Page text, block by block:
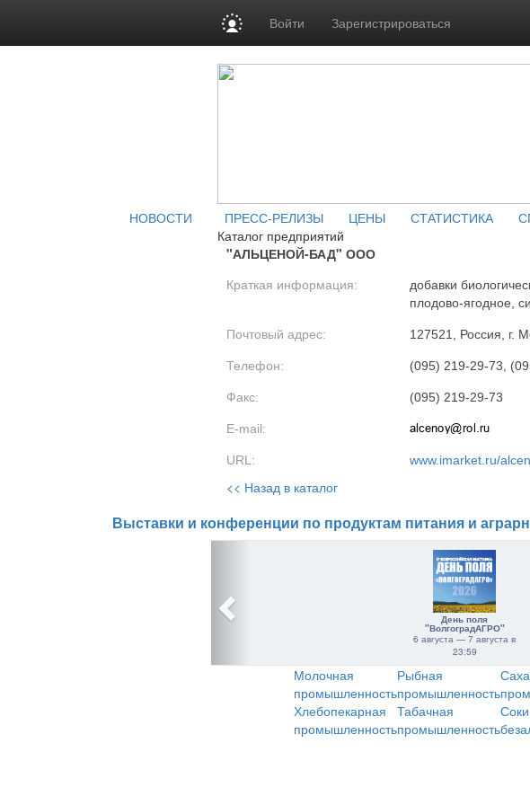
Войти Зарегистрироваться
НОВОСТИ ПРЕСС-РЕЛИЗЫ ЦЕНЫ СТАТИСТИКА
Каталог предприятий
"АЛЬЦЕНОЙ-БАД" ООО
Краткая информация:
добавки
плодово-ягодное,
Почтовый адрес: 127521, Россия, г.
Телефон: (095) 219-29-73,
Факс: (095) 219-29-73
E-mail:
URL: www.imarket.ru/
<< Назад в каталог
Выставки и конференции по продуктам питания и
День поля
"ВолгоградАГРО"
6 августа — 7 августа в
23:59
Молочная
промышленность
Рыбная
промышленность
Хлебопекарная
промышленность
Табачная
промышленность